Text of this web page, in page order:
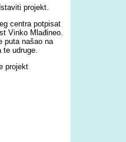
projekt.
centra potpisat
Vinko Mlađineo.
puta našao na
te udruge.
projekt